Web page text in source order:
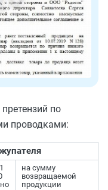
по
проводками:
на сумму
возвращаемой
продукции